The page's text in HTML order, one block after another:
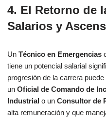
4. El Retorno de
Salarios y
Un Técnico en Emergencias
tiene un potencial salarial
progresión de la carrera
un Oficial de Comando de
Industrial o un Consultor de
alta remuneración y que